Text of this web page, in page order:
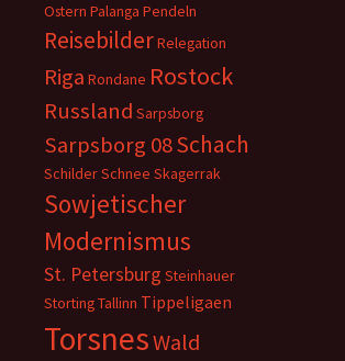
Ostern Palanga Pendeln
ReisebilderRelegation
Riga Rondane Rostock
Russland Sarpsborg
Sarpsborg 08Schach
SchilderSchnee Skagerrak
Sowjetischer
Modernismus
St. Petersburg Steinhauer
StortingTallinn Tippeligaen
TorsnesWald